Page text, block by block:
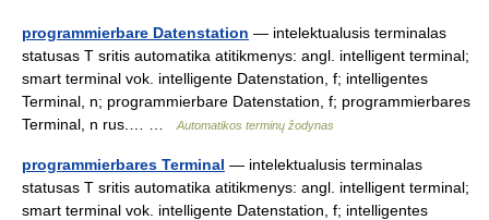
programmierbare Datenstation — intelektualusis terminalas
statusas T sritis automatika atitikmenys: angl. intelligent terminal;
smart terminal vok. intelligente Datenstation, f; intelligentes
Terminal, n; programmierbare Datenstation, f; programmierbares
Terminal, n rus.… …
Automatikos terminų žodynas
programmierbares Terminal — intelektualusis terminalas
statusas T sritis automatika atitikmenys: angl. intelligent terminal;
smart terminal vok. intelligente Datenstation, f; intelligentes